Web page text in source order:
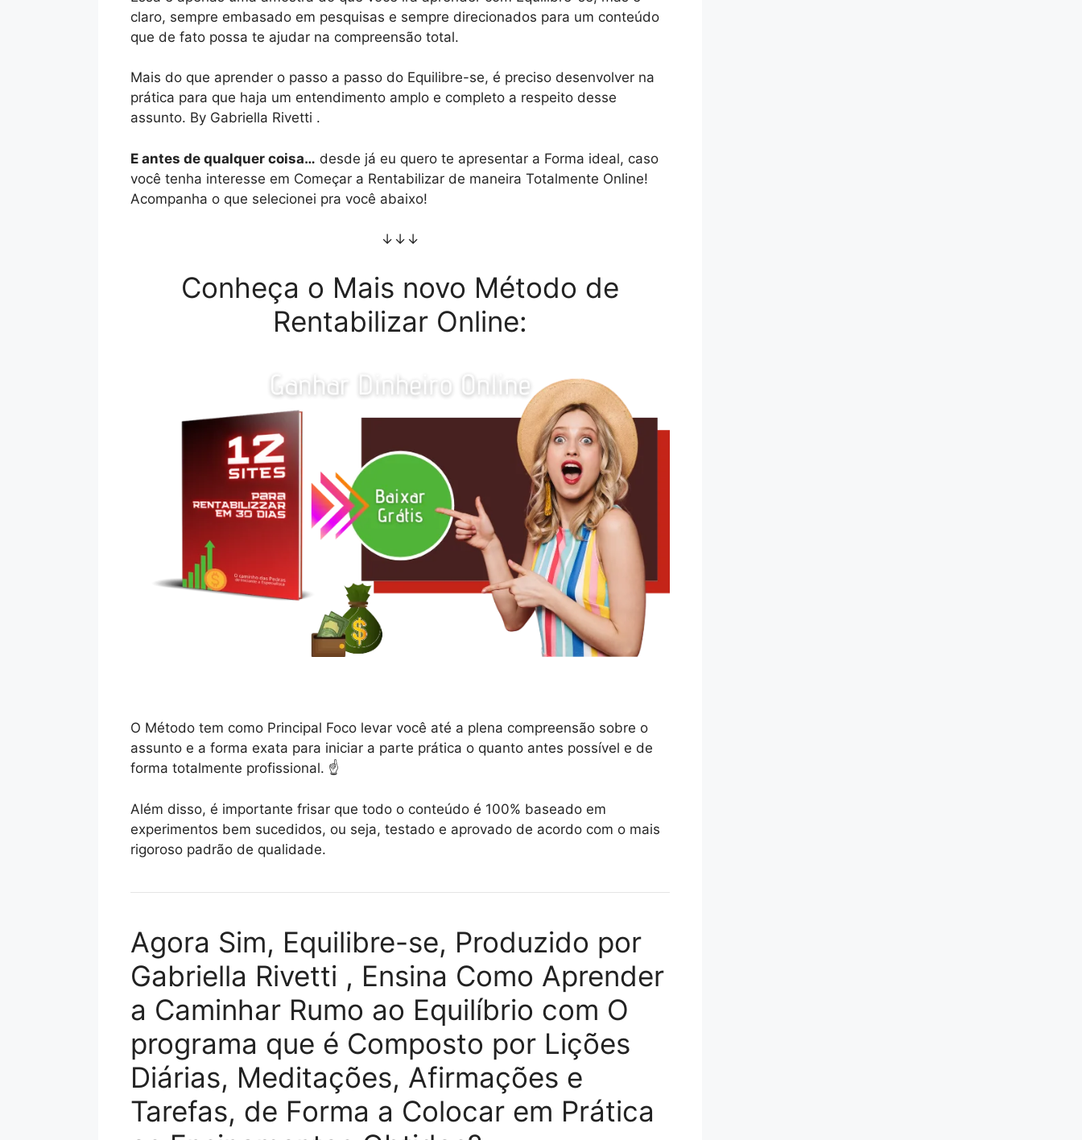
claro, sempre embasado em pesquisas e sempre direcionados para um conteúdo
que de fato possa te ajudar na compreensão total.
Mais do que aprender o passo a passo do Equilibre-se, é preciso desenvolver na
prática para que haja um entendimento amplo e completo a respeito desse
assunto. By Gabriella Rivetti .
E antes de qualquer coisa… desde já eu quero te apresentar a Forma ideal, caso
você tenha interesse em Começar a Rentabilizar de maneira Totalmente Online!
Acompanha o que selecionei pra você abaixo!
↓↓↓
Conheça o Mais novo Método de
Rentabilizar Online:
O Método tem como Principal Foco levar você até a plena compreensão sobre o
assunto e a forma exata para iniciar a parte prática o quanto antes possível e de
forma totalmente profissional. ☝️
Além disso, é importante frisar que todo o conteúdo é 100% baseado em
experimentos bem sucedidos, ou seja, testado e aprovado de acordo com o mais
rigoroso padrão de qualidade.
Agora Sim, Equilibre-se, Produzido por
Gabriella Rivetti , Ensina Como Aprender
a Caminhar Rumo ao Equilíbrio com O
programa que é Composto por Lições
Diárias, Meditações, Afirmações e
Tarefas, de Forma a Colocar em Prática